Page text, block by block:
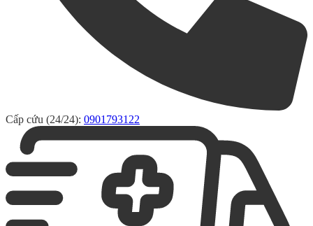
Cấp cứu (24/24): 0901793122